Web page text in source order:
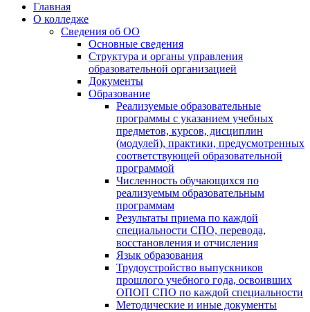
Главная
О колледже
Сведения об ОО
Основные сведения
Структура и органы управления
образовательной организацией
Документы
Образование
Реализуемые образовательные
программы с указанием учебных
предметов, курсов, дисциплин
(модулей), практики, предусмотренных
соответствующей образовательной
программой
Численность обучающихся по
реализуемым образовательным
программам
Результаты приема по каждой
специальности СПО, перевода,
восстановления и отчисления
Язык образования
Трудоустройство выпускников
прошлого учебного года, освоивших
ОПОП СПО по каждой специальности
Методические и иные документы